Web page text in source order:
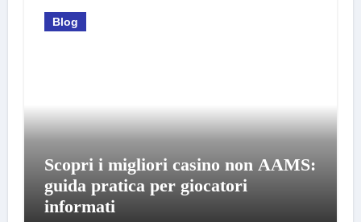
Blog
Scopri i migliori casino non AAMS:
guida pratica per giocatori
informati